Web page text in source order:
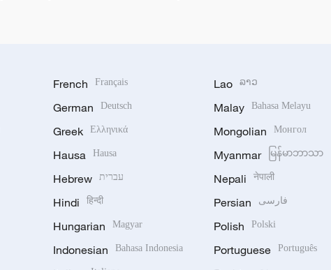
French Français
German Deutsch
Greek Ελληνικά
Hausa Hausa
Hebrew עברית
Hindi हिन्दी
Hungarian Magyar
Indonesian Bahasa Indonesia
Lao ລາວ
Malay Bahasa Melayu
Mongolian Монгол
Myanmar မြန်မာဘာသာ
Nepali नेपाली
Persian فارسی
Polish Polski
Portuguese Português